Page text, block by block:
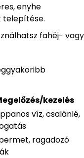
enyhe
telepítése.
fahéj- vagy
kezelés
víz, csalánlé,
ragadozó